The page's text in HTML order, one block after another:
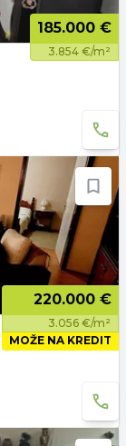
185.000 €
3.854 €/m²
220.000 €
3.056 €/m²
MOŽE NA KREDIT